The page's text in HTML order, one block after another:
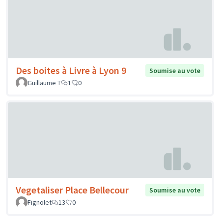
Des boites à Livre à Lyon 9
Soumise au vote
Guillaume T
1 0
Vegetaliser Place Bellecour
Soumise au vote
Fignolet
13 0